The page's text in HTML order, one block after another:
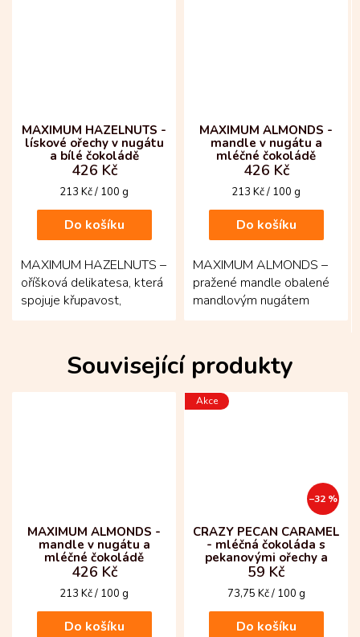
MAXIMUM HAZELNUTS -
lískové ořechy v nugátu
a bílé čokoládě
426 Kč
Měrná
213 Kč / 100 g
Do košíku
MAXIMUM HAZELNUTS –
oříšková delikatesa, která
spojuje křupavost,
jemnost i vytříbený
MAXIMUM ALMONDS -
mandle v nugátu a
mléčné čokoládě
426 Kč
Měrná
213 Kč / 100 g
Do košíku
MAXIMUM ALMONDS –
pražené mandle obalené
mandlovým nugátem
potažené mléčnou
višně – křupavé...
Související produkty
MAXIMUM ALMONDS -
mandle v nugátu a
mléčné čokoládě
426 Kč
Měrná
213 Kč / 100 g
Do košíku
Akce
–32 %
CRAZY PECAN CARAMEL
- mléčná čokoláda s
pekanovými ořechy a
slaným karamelem
59 Kč
Měrná
73,75 Kč / 100 g
Do košíku